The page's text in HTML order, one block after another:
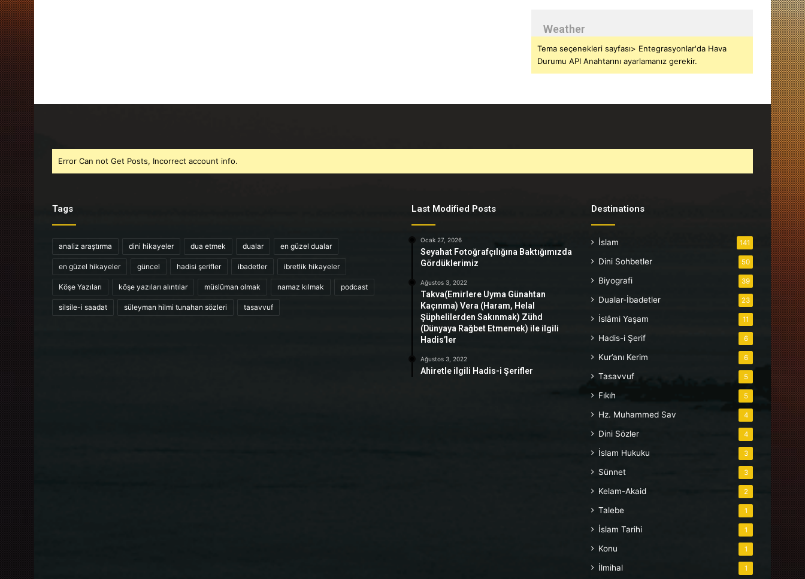
Weather
Tema seçenekleri sayfası> Entegrasyonlar'da Hava
Durumu API Anahtarını ayarlamanız gerekir.
Error Can not Get Posts, Incorrect account info.
Tags
analiz araştırma dini hikayeler dua etmek dualar en güzel dualar
en güzel hikayeler güncel hadisi şerifler ibadetler ibretlik hikayeler
Köşe Yazıları köşe yazıları alıntılar müslüman olmak namaz kılmak podcast
silsile-i saadat süleyman hilmi tunahan sözleri tasavvuf
Last Modified Posts
Ocak 27, 2026
Seyahat Fotoğrafçılığına Baktığımızda
Gördüklerimiz
Ağustos 3, 2022
Takva(Emirlere Uyma Günahtan
Kaçınma) Vera (Haram, Helal
Şüphelilerden Sakınmak) Zühd
(Dünyaya Rağbet Etmemek) ile ilgili
Hadis’ler
Ağustos 3, 2022
Ahiretle ilgili Hadis-i Şerifler
Destinations
İslam 141
Dini Sohbetler 50
Biyografi 39
Dualar-İbadetler 23
İslâmi Yaşam 11
Hadis-i Şerif 6
Kur’anı Kerim 6
Tasavvuf 5
Fıkıh 5
Hz. Muhammed Sav 4
Dini Sözler 4
İslam Hukuku 3
Sünnet 3
Kelam-Akaid 2
Talebe 1
İslam Tarihi 1
Konu 1
İlmihal 1